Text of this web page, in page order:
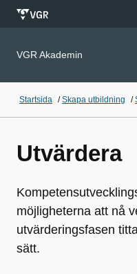
VGR Akademin
Startsida /Skapa utbildning /
Utvärdera
möjligheterna att nå
utvärderingsfasen
sätt.